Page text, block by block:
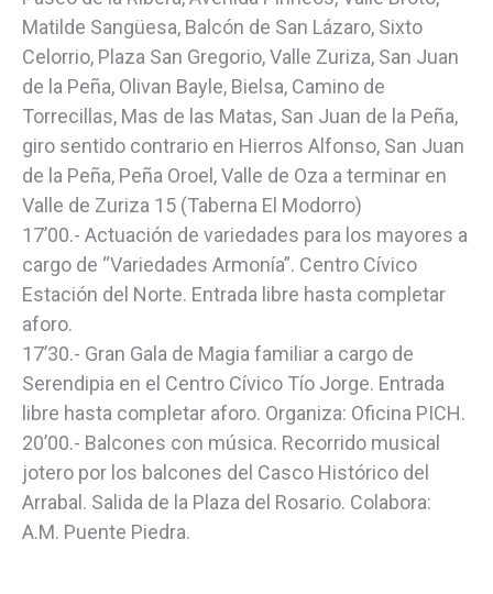
Matilde Sangüesa, Balcón de San Lázaro, Sixto
Celorrio, Plaza San Gregorio, Valle Zuriza, San Juan
de la Peña, Olivan Bayle, Bielsa, Camino de
Torrecillas, Mas de las Matas, San Juan de la Peña,
giro sentido contrario en Hierros Alfonso, San Juan
de la Peña, Peña Oroel, Valle de Oza a terminar en
Valle de Zuriza 15 (Taberna El Modorro)
17’00.- Actuación de variedades para los mayores a
cargo de “Variedades Armonía”. Centro Cívico
Estación del Norte. Entrada libre hasta completar
aforo.
17’30.- Gran Gala de Magia familiar a cargo de
Serendipia en el Centro Cívico Tío Jorge. Entrada
libre hasta completar aforo. Organiza: Oficina PICH.
20’00.- Balcones con música. Recorrido musical
jotero por los balcones del Casco Histórico del
Arrabal. Salida de la Plaza del Rosario. Colabora:
A.M. Puente Piedra.